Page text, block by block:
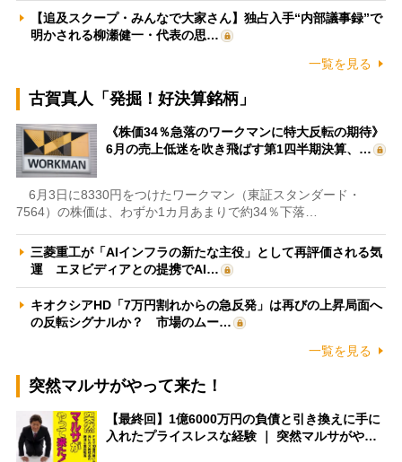
【追及スクープ・みんなで大家さん】独占入手“内部議事録”で
明かされる柳瀬健一・代表の思…
一覧を見る
古賀真人「発掘！好決算銘柄」
《株価34％急落のワークマンに特大反転の期待》
6月の売上低迷を吹き飛ばす第1四半期決算、…
6月3日に8330円をつけたワークマン（東証スタンダード・
7564）の株価は、わずか1カ月あまりで約34％下落…
三菱重工が「AIインフラの新たな主役」として再評価される気
運 エヌビディアとの提携でAI…
キオクシアHD「7万円割れからの急反発」は再びの上昇局面へ
の反転シグナルか？ 市場のムー…
一覧を見る
突然マルサがやって来た！
【最終回】1億6000万円の負債と引き換えに手に
入れたプライスレスな経験 ｜ 突然マルサがや…